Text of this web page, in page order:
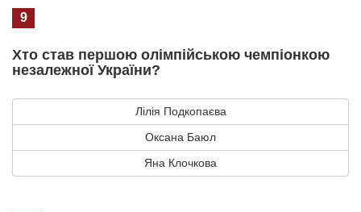
9
Хто став першою олімпійською чемпіонкою
незалежної України?
Лілія Подкопаєва
Оксана Баюл
Яна Клочкова